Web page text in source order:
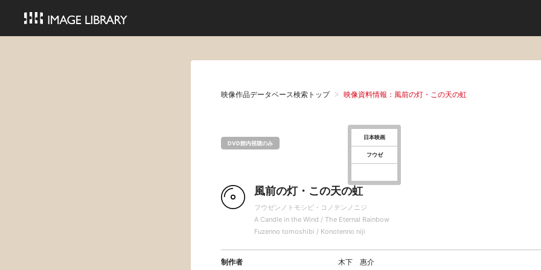
映像作品データベース検索トップ 映像資料情報：風前の灯・この天の虹
DVD館内視聴のみ
日本映画
フウゼ
風前の灯・この天の虹
フウゼンノトモシビ・コノテンノニジ
A Candle in the Wind / The Eternal Rainbow
Fuzenno tomoshibi / Konotenno niji
制作者 木下 惠介